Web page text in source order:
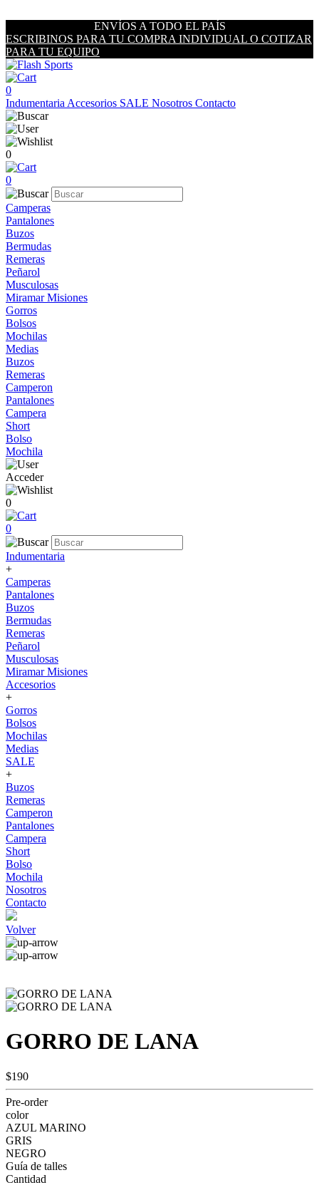
ENVÍOS A TODO EL PAÍS
ESCRIBINOS PARA TU COMPRA INDIVIDUAL O COTIZAR
PARA TU EQUIPO
0
Indumentaria Accesorios SALE Nosotros Contacto
0
0
Camperas
Pantalones
Buzos
Bermudas
Remeras
Peñarol
Musculosas
Miramar Misiones
Gorros
Bolsos
Mochilas
Medias
Buzos
Remeras
Camperon
Pantalones
Campera
Short
Bolso
Mochila
Acceder
0
0
Indumentaria
+
Camperas
Pantalones
Buzos
Bermudas
Remeras
Peñarol
Musculosas
Miramar Misiones
Accesorios
+
Gorros
Bolsos
Mochilas
Medias
SALE
+
Buzos
Remeras
Camperon
Pantalones
Campera
Short
Bolso
Mochila
Nosotros
Contacto
Volver
GORRO DE LANA
$190
Pre-order
color
AZUL MARINO
GRIS
NEGRO
Guía de talles
Cantidad